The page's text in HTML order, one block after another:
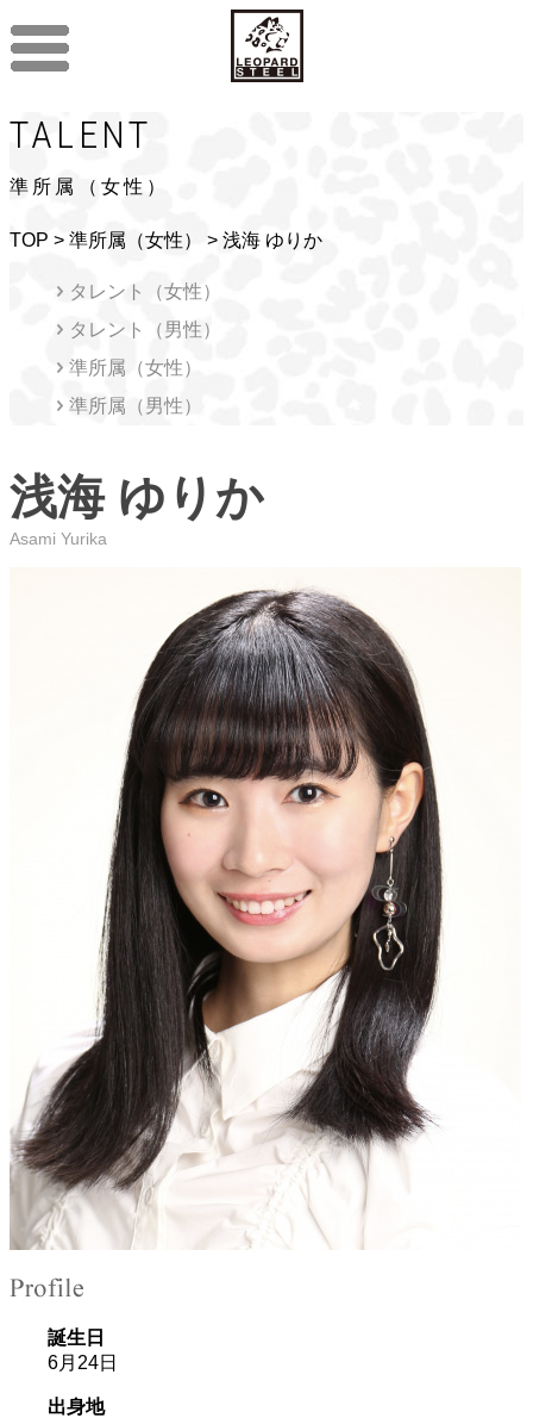
TALENT
準所属（女性）
TOP > 準所属（女性） > 浅海 ゆりか
タレント（女性）
タレント（男性）
準所属（女性）
準所属（男性）
浅海 ゆりか
Asami Yurika
誕生日
6月24日
出身地